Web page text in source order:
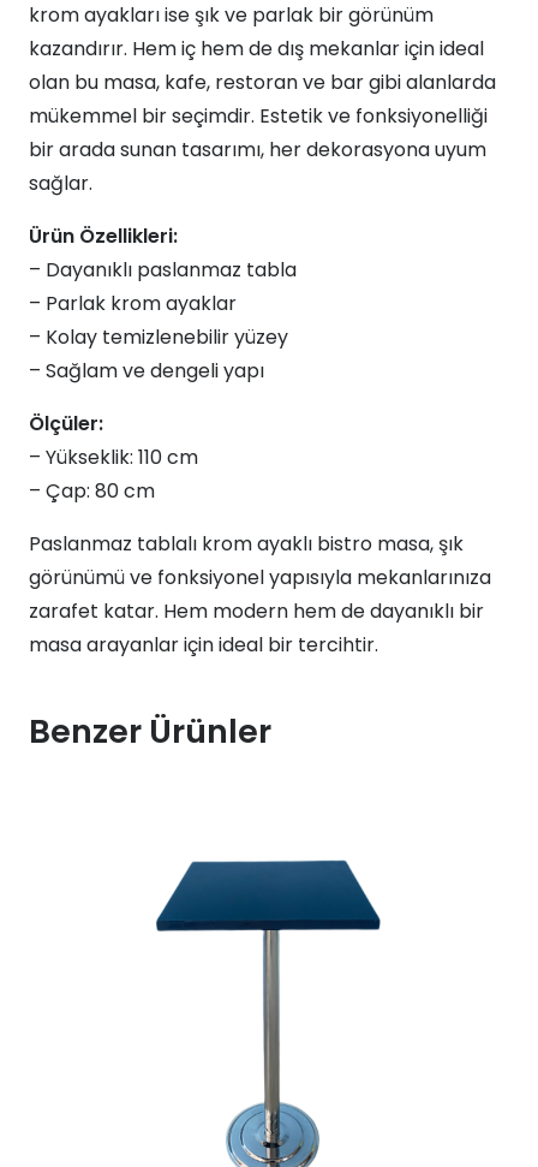
krom ayakları ise şık ve parlak bir görünüm
kazandırır. Hem iç hem de dış mekanlar için ideal
olan bu masa, kafe, restoran ve bar gibi alanlarda
mükemmel bir seçimdir. Estetik ve fonksiyonelliği
bir arada sunan tasarımı, her dekorasyona uyum
sağlar.
Ürün Özellikleri:
– Dayanıklı paslanmaz tabla
– Parlak krom ayaklar
– Kolay temizlenebilir yüzey
– Sağlam ve dengeli yapı
Ölçüler:
– Yükseklik: 110 cm
– Çap: 80 cm
Paslanmaz tablalı krom ayaklı bistro masa, şık
görünümü ve fonksiyonel yapısıyla mekanlarınıza
zarafet katar. Hem modern hem de dayanıklı bir
masa arayanlar için ideal bir tercihtir.
Benzer Ürünler